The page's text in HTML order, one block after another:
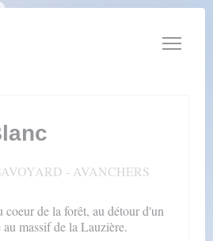
en matière de cookies
- AVANCHERS
coeur de la forêt, au détour d'un
au massif de la Lauzière.